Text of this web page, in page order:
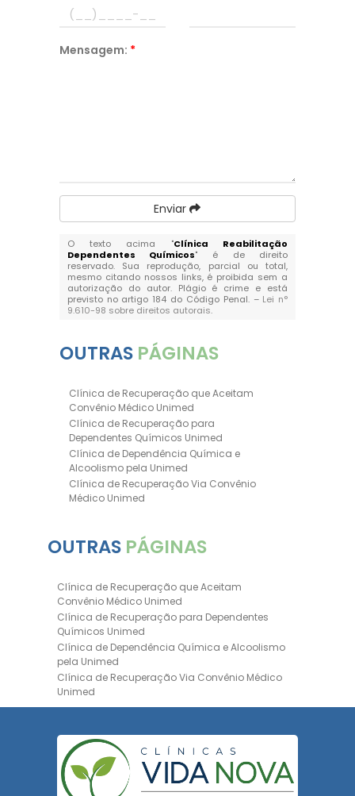
Mensagem: *
Enviar
O texto acima "Clínica Reabilitação
Dependentes Químicos" é de direito
reservado. Sua reprodução, parcial ou total,
mesmo citando nossos links, é proibida sem a
autorização do autor. Plágio é crime e está
previsto no artigo 184 do Código Penal. – Lei n°
9.610-98 sobre direitos autorais.
OUTRAS PÁGINAS
Clínica de Recuperação que Aceitam
Convênio Médico Unimed
Clínica de Recuperação para
Dependentes Químicos Unimed
Clínica de Dependência Química e
Alcoolismo pela Unimed
Clínica de Recuperação Via Convênio
Médico Unimed
Clinica de Recuperação de Drogas Pelo
Químicos Unimed
Internação Unimed para Dependentes
Químicos
Clínica de Reabilitação com Convênio
Bradesco Saúde
Clínica de Recuperação Via Convênio
Médico
Clínica para Dependentes Químicos
Tratamento para Dependência Química e
Saúde Mental
Clínica de Reabilitação para
Dependentes Químicos
OUTRAS PÁGINAS
Clínica de Recuperação que Aceitam
Convênio Médico Unimed
Clínica de Recuperação para Dependentes
Químicos Unimed
Clínica de Dependência Química e Alcoolismo
pela Unimed
Clínica de Recuperação Via Convênio Médico
Unimed
Clínica de Recuperação Convênio Bradesco
Bradesco Saúde
Hospital Psiquiátrico para Dependentes
Químicos Unimed
Internação Unimed para Dependentes